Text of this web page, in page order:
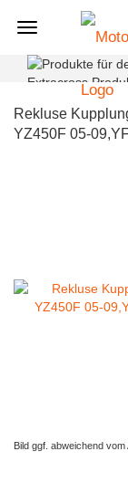
Rekluse
YZ450F 05-
Bild ggf. abweichend vom